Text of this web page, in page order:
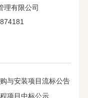
理有限公司
与安装项目流标公告
项目中标公示